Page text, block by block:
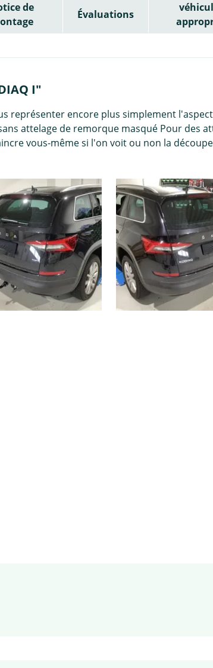
de
Évaluations
I"
représenter encore plus simplement
attelage de remorque masqué Pour des
vous-même si l'on voit ou non la